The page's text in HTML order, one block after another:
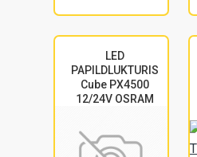
LED
PAPILDLUKTURIS
Cube PX4500
12/24V OSRAM